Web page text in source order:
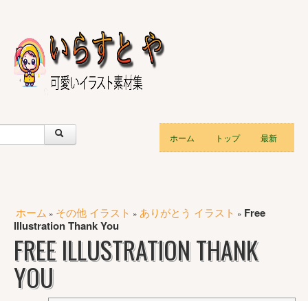
ホーム トップ 最新
ホーム » その他 イラスト » ありがとう イラスト » Free
Illustration Thank You
FREE ILLUSTRATION THANK
YOU